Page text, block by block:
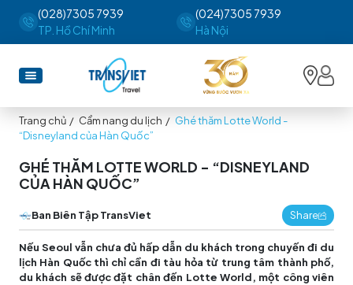
(028)7305 7939
TP. Hồ Chí Minh
(024)7305 7939
Hà Nội
Trang chủ / Cẩm nang du lịch / Ghé thăm Lotte World -
“Disneyland của Hàn Quốc”
GHÉ THĂM LOTTE WORLD - “DISNEYLAND
CỦA HÀN QUỐC”
Ban Biên Tập TransViet Share
Nếu Seoul vẫn chưa đủ hấp dẫn du khách trong chuyến đi du
lịch Hàn Quốc thì chỉ cần đi tàu hỏa từ trung tâm thành phố,
du khách sẽ được đặt chân đến Lotte World, một công viên